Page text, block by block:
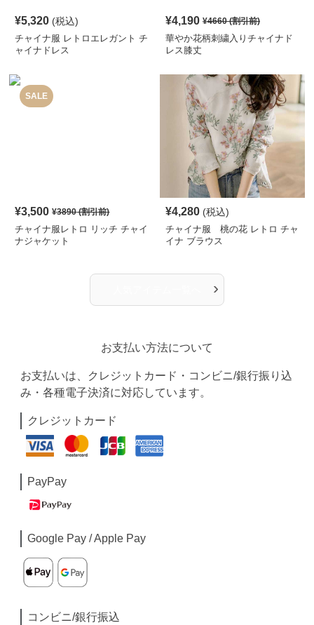
¥5,320 (税込)
チャイナ服 レトロエレガント チ
ャイナドレス
¥4,190 ¥4660(割引前)
華やか花柄刺繍入りチャイナド
レス膝丈
SALE
¥3,500 ¥3890(割引前)
チャイナ服レトロ リッチ チャイ
ナジャケット
¥4,280 (税込)
チャイナ服 桃の花 レトロ チャ
イナ ブラウス
›
お支払い方法について
お支払いは、クレジットカード・コンビニ/銀行振り込
み・各種電子決済に対応しています。
クレジットカード
PayPay
Google Pay / Apple Pay
コンビニ/銀行振込